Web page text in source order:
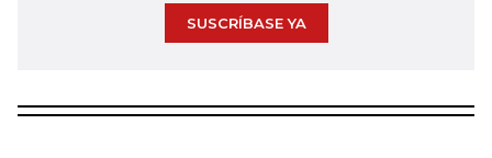
SUSCRÍBASE YA